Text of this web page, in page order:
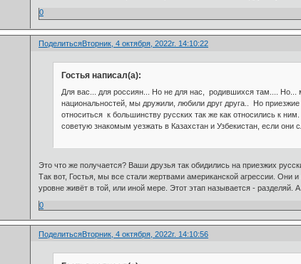
0
ПоделитьсяВторник, 4 октября, 2022г. 14:10:22
Гостья написал(а):
Для вас... для россиян... Но не для нас, родившихся там.... Но...
национальностей, мы дружили, любили друг друга.. Но
относиться к большинству русских так же как относились к
советую знакомым уезжать в Казахстан и Узбекистан, если они
Это что же получается? Ваши друзья так обидились на приезжих
Так вот, Гостья, мы все стали жертвами американской агрессии. Они
уровне живёт в той, или иной мере. Этот этап называется -
0
ПоделитьсяВторник, 4 октября, 2022г. 14:10:56